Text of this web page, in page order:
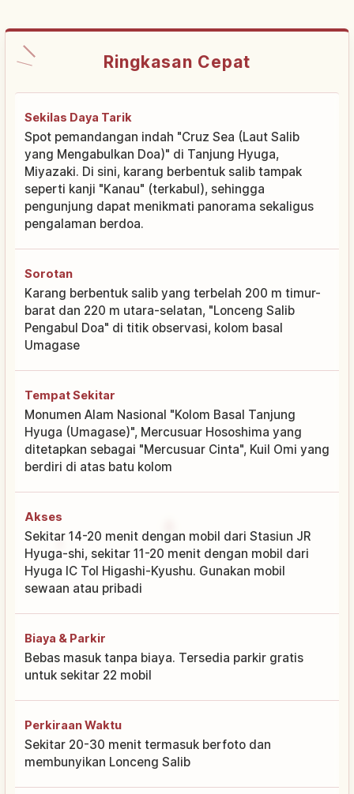
Ringkasan Cepat
Sekilas Daya Tarik
Spot pemandangan indah "Cruz Sea (Laut Salib
yang Mengabulkan Doa)" di Tanjung Hyuga,
Miyazaki. Di sini, karang berbentuk salib tampak
seperti kanji "Kanau" (terkabul), sehingga
pengunjung dapat menikmati panorama sekaligus
pengalaman berdoa.
Sorotan
Karang berbentuk salib yang terbelah 200 m timur-
barat dan 220 m utara-selatan, "Lonceng Salib
Pengabul Doa" di titik observasi, kolom basal
Umagase
Tempat Sekitar
Monumen Alam Nasional "Kolom Basal Tanjung
Hyuga (Umagase)", Mercusuar Hososhima yang
ditetapkan sebagai "Mercusuar Cinta", Kuil Omi yang
berdiri di atas batu kolom
Akses
Sekitar 14-20 menit dengan mobil dari Stasiun JR
Hyuga-shi, sekitar 11-20 menit dengan mobil dari
Hyuga IC Tol Higashi-Kyushu. Gunakan mobil
sewaan atau pribadi
Biaya & Parkir
Bebas masuk tanpa biaya. Tersedia parkir gratis
untuk sekitar 22 mobil
Perkiraan Waktu
Sekitar 20-30 menit termasuk berfoto dan
membunyikan Lonceng Salib